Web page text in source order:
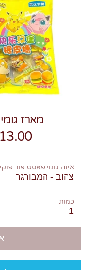
מארז
13.00 ₪
איזה גומי פאסט פוד
צהוב - המבורגר
כמות
1